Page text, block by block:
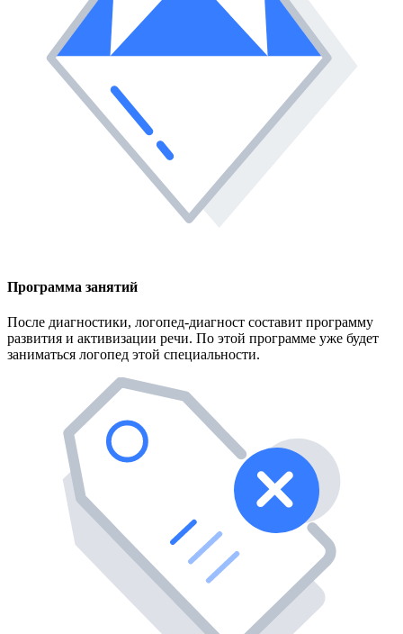
Программа занятий
После диагностики, логопед-диагност составит программу
развития и активизации речи. По этой программе уже будет
заниматься логопед этой специальности.